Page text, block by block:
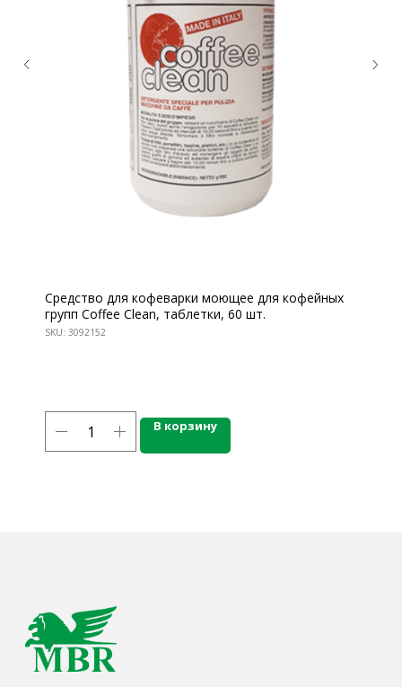
Средство для кофеварки моющее для кофейных
групп Coffee Clean, таблетки, 60 шт.
SKU: 3092152
В корзину
Ждём Вас в выставочном зале
г. Калининград, ул. Дзержинского, д. 125
Звуковое оборудование
Оборудование
Мебель из нержавеющей стали